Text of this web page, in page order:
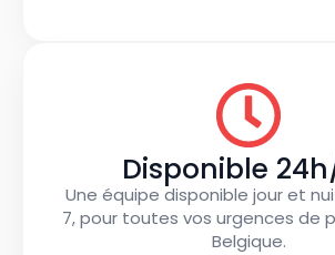
Disponible
Une équipe disponible jour et
7, pour toutes vos urgences de
Belgique.